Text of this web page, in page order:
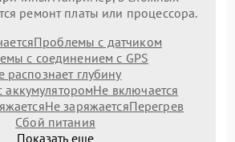
ремонт платы или процессора.
Проблемы с датчиком
с соединением с GPS
распознает глубину
Не включается
Не заряжаетсяПерегрев
Сбой питания
Показать еще